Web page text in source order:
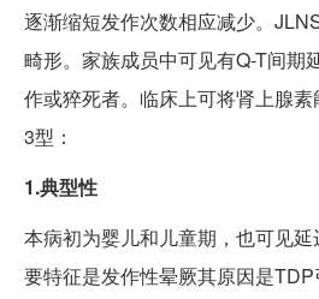
逐渐缩短发作次数相应减少。
畸形。家族成员中可见有Q-T间期
作或猝死者。临床上可将肾上腺
3型：
1.典型性
本病初为婴儿和儿童期，也可见
要特征是发作性晕厥其原因是TDP